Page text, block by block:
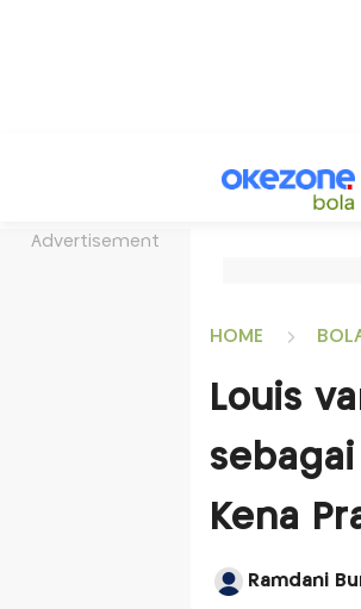
Advertisement
HOME
Louis
Kena
Ramdani